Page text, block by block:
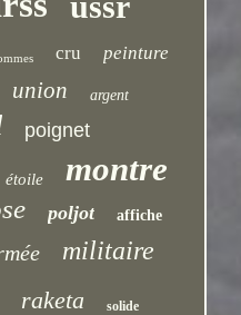
cru peinture
union argent
poignet
étoile montre
poljot affiche
militaire
raketa solide